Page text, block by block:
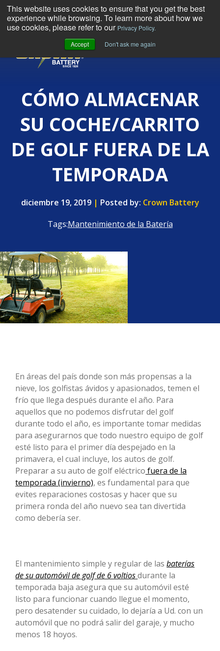
This website uses cookies to ensure that you get the best
experience while browsing. To learn more about how we
use cookies, please refer to our Privacy Policy.
Accept
Don't ask me again
CÓMO ALMACENAR
SU COCHE/CARRITO
DE GOLF FUERA DE LA
TEMPORADA
diciembre 19, 2019| Posted by: Crown Battery
Tags:Mantenimiento de la Batería
En áreas del país donde son más propensas a la
nieve, los golfistas ávidos y apasionados, temen el
frío que llega después durante el año. Para
aquellos que no podemos disfrutar del golf
durante todo el año, es importante tomar medidas
para asegurarnos que todo nuestro equipo de golf
esté listo para el primer día despejado en la
primavera, el cual incluye, los autos de golf.
Preparar a su auto de golf eléctrico fuera de la
temporada (invierno), es fundamental para que
evites reparaciones costosas y hacer que su
primera ronda del año nuevo sea tan divertida
como debería ser.
El mantenimiento simple y regular de lasbaterías
de su automóvil de golf de 6 voltiosdurante la
temporada baja asegura que su automóvil esté
listo para funcionar cuando llegue el momento,
pero desatender su cuidado, lo dejaría a Ud. con un
automóvil que no podrá salir del garaje, y mucho
menos 18 hoyos.